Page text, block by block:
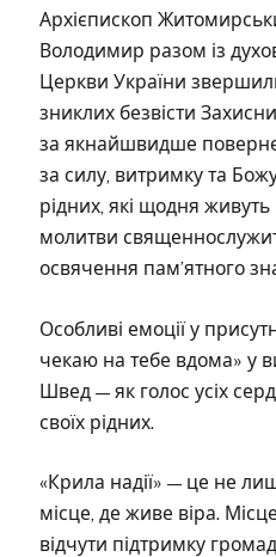
Архієпископ
Володимир разом із
Церкви України
зниклих безвісти
за якнайшвидше
за силу, витримку та
рідних, які щодня живуть
молитви
освячення пам’ятного
Особливі емоції у
чекаю на тебе вдома» у
Швед — як голос усіх
своїх рідних.
«Крила надії» — це не
місце, де живе віра.
відчути підтримку